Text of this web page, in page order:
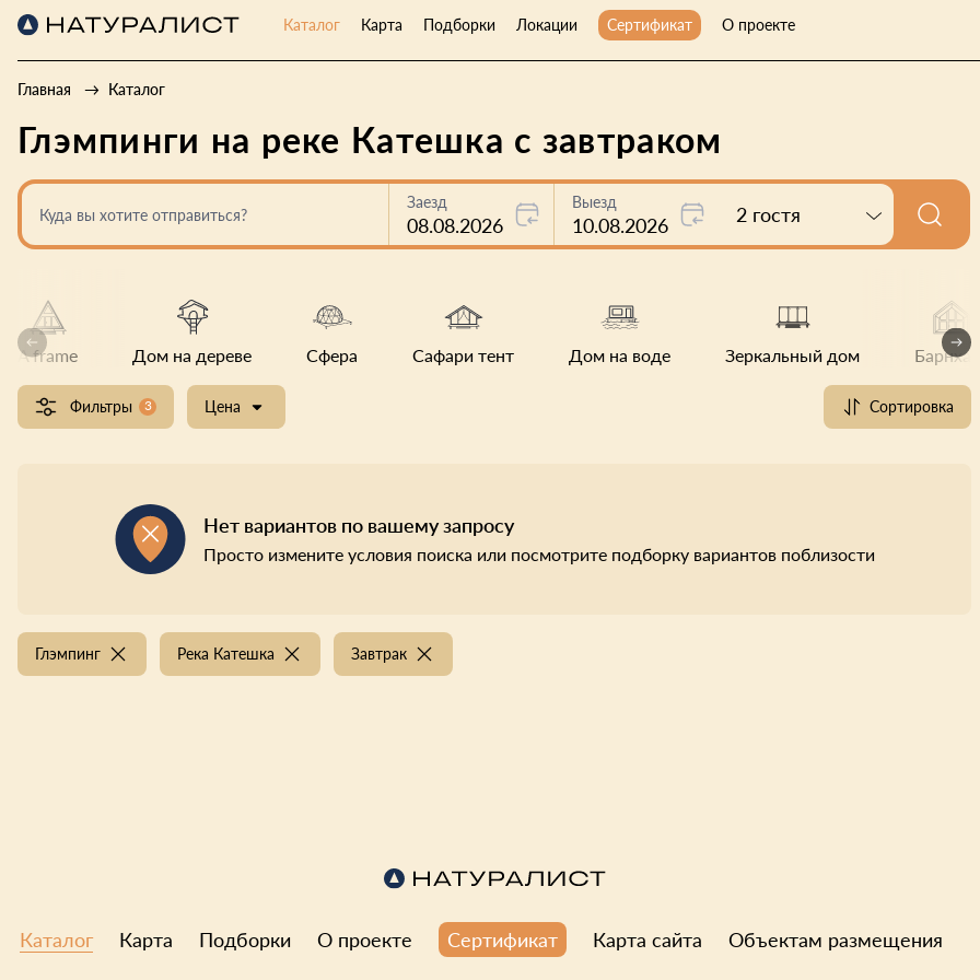
Каталог Карта Подборки Локации Сертификат О проекте
Главная Каталог
Глэмпинги на реке Катешка с завтраком
Куда вы хотите отправиться?
Заезд
08.08.2026
Выезд
10.08.2026 2 гостя
A frame Дом на дереве Сфера Сафари тент Дом на воде Зеркальный дом Барнхауз
Фильтры 3 Цена Сортировка
Нет вариантов по вашему запросу
Просто измените условия поиска или посмотрите подборку вариантов поблизости
Глэмпинг Река Катешка Завтрак
Каталог Карта Подборки О проекте Сертификат Карта сайта Объектам размещения